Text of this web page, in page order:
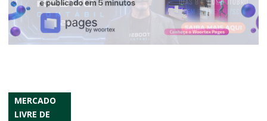
MERCADO
LIVRE DE